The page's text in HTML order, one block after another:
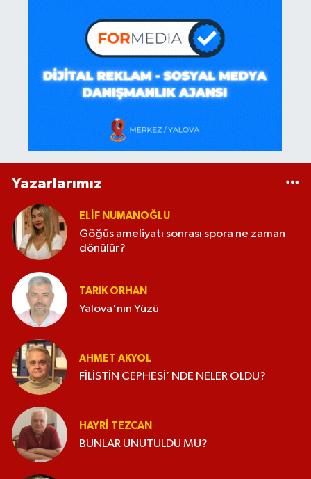
Yazarlarımız
ELİF NUMANOĞLU
Göğüs ameliyatı sonrası spora ne zaman
dönülür?
TARIK ORHAN
Yalova'nın Yüzü
AHMET AKYOL
FİLİSTİN CEPHESİ’ NDE NELER OLDU?
HAYRI TEZCAN
BUNLAR UNUTULDU MU?